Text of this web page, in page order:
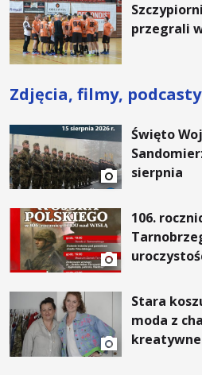
przegrali
Zdjęcia, filmy, podcasty
Święto
sierpnia
106.
Stara
moda z
kreatywne